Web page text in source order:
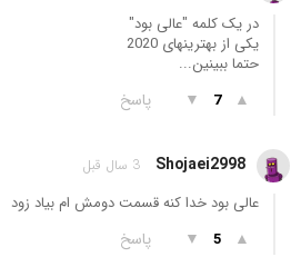
در یک کلمه "عالی بود"
یکی از بهترینهای 2020
حتما ببینین...
▲
7
▼ پاسخ
Shojaei2998 3 سال قبل
عالی بود خدا کنه قسمت دومش ام بیاد زود
▲
5
▼ پاسخ